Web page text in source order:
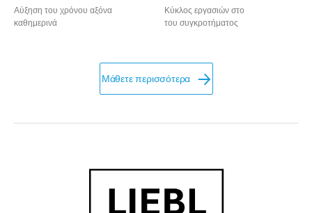
Αύξηση του χρόνου αξόνα
καθημερινά
Κύκλος εργασιών στο
του συγκροτήματος
Μάθετε περισσότερα